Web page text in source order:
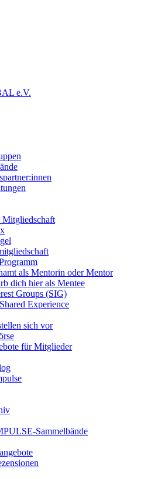
e.V.
Mitgliedschaft
als Mentorin oder Mentor
dich hier als Mentee
Groups (SIG)
Experience
sich vor
für Mitglieder
Sammelbände